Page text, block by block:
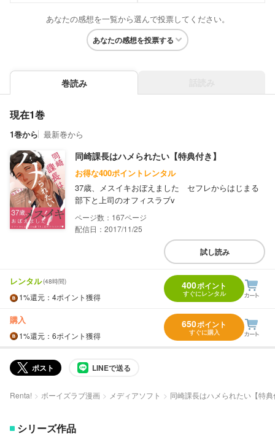
あなたの感想を一覧から選んで投票してください。
あなたの感想を投票する
巻読み
現在1巻
1巻から 最新巻から
同崎課長はハメられたい【特典付き】
お得な400ポイントレンタル
37歳、メスイキおぼえました セフレからはじまる
部下と上司のオフィスラブv
167
配信日：2017/11/25
試し読み
レンタル(48時間)
1%還元 ：4ポイント獲得
400ポイント
すぐにレンタル
購入
1%還元 ：6ポイント獲得
650ポイント
すぐに購入
ポスト LINEで送る
Renta! ボーイズラブ漫画 メディアソフト 同崎課長はハメられたい【特
シリーズ作品